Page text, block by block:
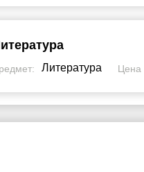
Литература Цена